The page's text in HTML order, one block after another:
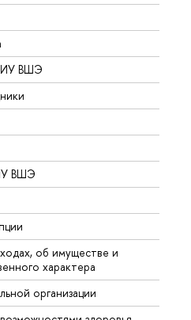
ВШЭ
ВШЭ
об имуществе и
характера
организации